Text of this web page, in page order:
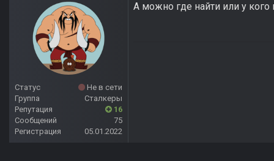
Статус
Не в сети
Группа
Сталкеры
Репутация
16
Сообщений
75
Регистрация
05.01.2022
А можно где найти или у